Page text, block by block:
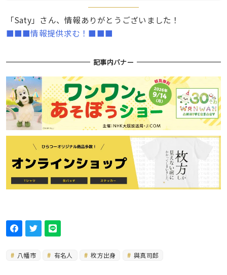
「Saty」さん、情報ありがとうございました！
■■■情報提供求む！■■■
記事内バナー
八幡市 有名人 枚方出身 與真司郎